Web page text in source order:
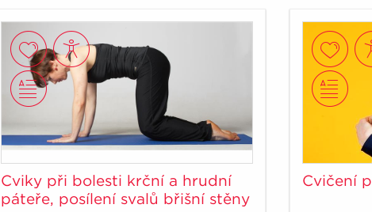
ten
Cviky při bolesti krční a hrudní
páteře, posílení svalů břišní stěny
Cvičení